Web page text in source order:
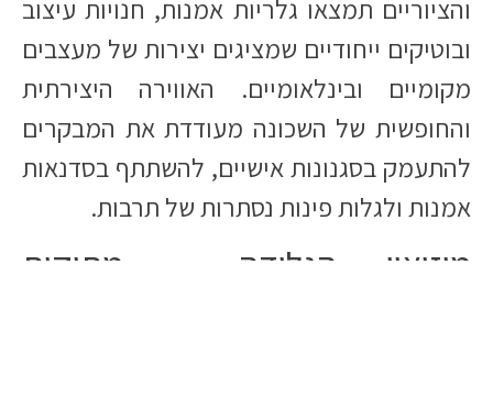
והציוריים תמצאו גלריות אמנות, חנויות עיצוב
ובוטיקים ייחודיים שמציגים יצירות של מעצבים
מקומיים ובינלאומיים. האווירה היצירתית
והחופשית של השכונה מעודדת את המבקרים
להתעמק בסגנונות אישיים, להשתתף בסדנאות
אמנות ולגלות פינות נסתרות של תרבות.
מוזיאון הגלידה – מתיקות